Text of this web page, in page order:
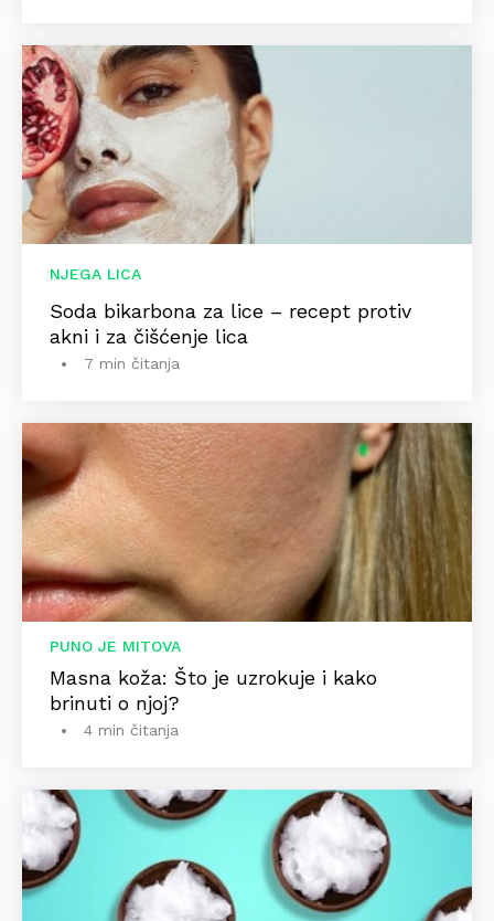
NJEGA LICA
Soda bikarbona za lice – recept protiv
akni i za čišćenje lica
7 min čitanja
PUNO JE MITOVA
Masna koža: Što je uzrokuje i kako
brinuti o njoj?
4 min čitanja